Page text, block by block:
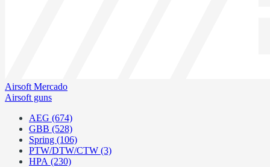
Airsoft Mercado
Airsoft guns
AEG (674)
GBB (528)
Spring (106)
PTW/DTW/CTW (3)
HPA (230)